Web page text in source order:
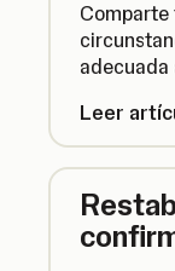
Comparte
adecuada
Leer